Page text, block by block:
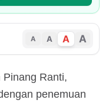
A A A A
Pinang Ranti,
penemuan